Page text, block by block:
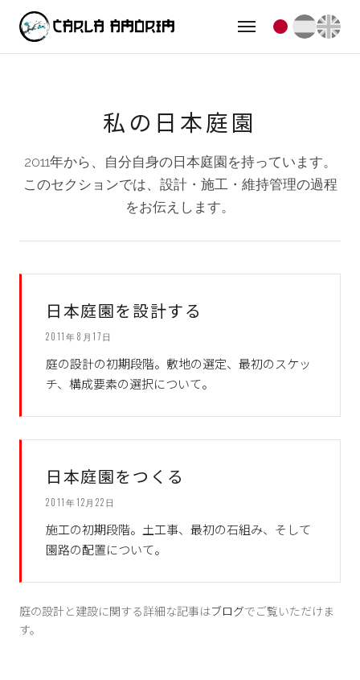
私の日本庭園
2011年から、自分自身の日本庭園を持っています。
このセクションでは、設計・施工・維持管理の過程
をお伝えします。
日本庭園を設計する
2011年8月17日
庭の設計の初期段階。敷地の選定、最初のスケッ
チ、構成要素の選択について。
日本庭園をつくる
2011年12月22日
施工の初期段階。土工事、最初の石組み、そして
園路の配置について。
庭の設計と建設に関する詳細な記事はブログでご覧いただけま
す。